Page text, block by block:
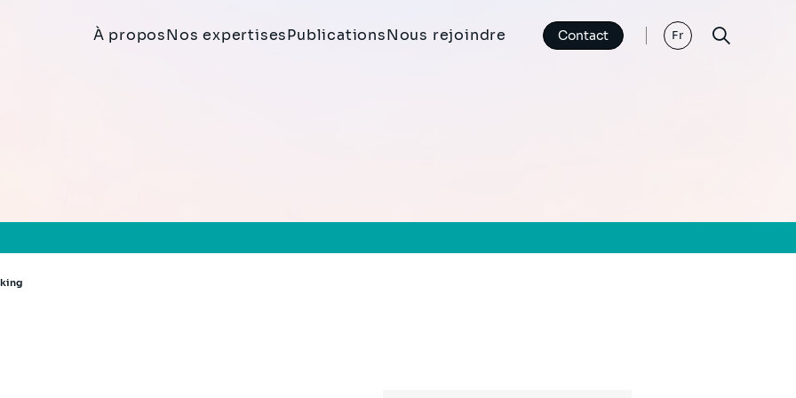
À proposNos expertisesPublicationsNous rejoindre Contact Fr